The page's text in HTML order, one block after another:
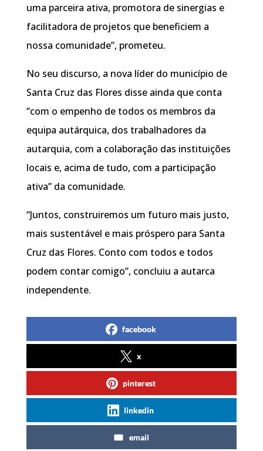
uma parceira ativa, promotora de sinergias e
facilitadora de projetos que beneficiem a
nossa comunidade”, prometeu.
No seu discurso, a nova líder do município de
Santa Cruz das Flores disse ainda que conta
“com o empenho de todos os membros da
equipa autárquica, dos trabalhadores da
autarquia, com a colaboração das instituições
locais e, acima de tudo, com a participação
ativa” da comunidade.
“Juntos, construiremos um futuro mais justo,
mais sustentável e mais próspero para Santa
Cruz das Flores. Conto com todos e todos
podem contar comigo”, concluiu a autarca
independente.
facebook
x
pinterest
linkedin
email